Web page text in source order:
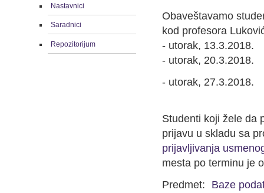
Nastavnici
Saradnici
Repozitorijum
Obaveštavamo
kod profesora
- utorak, 13.3.2018.
- utorak, 20.3.2018.
- utorak, 27.3.2018.
Studenti koji žele da
prijavu u skladu sa
prijavljivanja
mesta po terminu je
Predmet:
Baze